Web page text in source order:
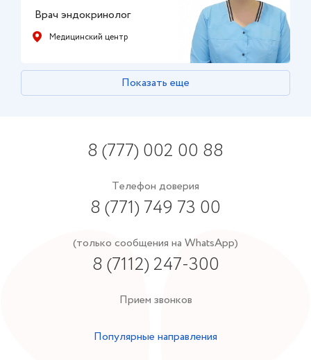
Врач эндокринолог
Медицинский центр
Показать еще
8 (777) 002 00 88
Телефон доверия
8 (771) 749 73 00
(только сообщения на WhatsApp)
8 (7112) 247-300
Прием звонков
Популярные направления